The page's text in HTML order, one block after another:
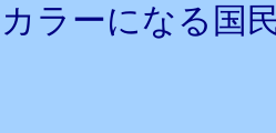
ラーになる国